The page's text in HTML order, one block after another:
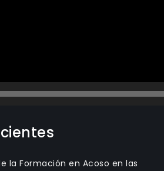
la Formación en Acoso en las